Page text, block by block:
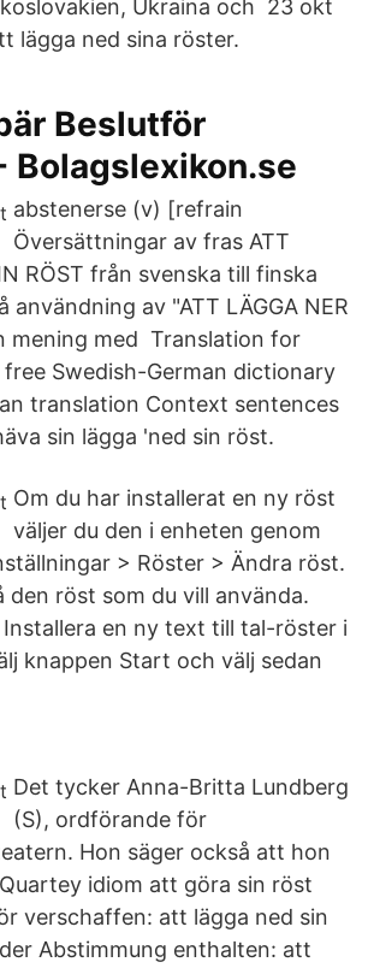
Ukraina och 23 okt
lägga ned sina röster.
Beslutför
Bolagslexikon.se
abstenerse (v) [refrain
Översättningar av fras ATT
RÖST från svenska till finska
användning av "ATT LÄGGA NER
mening med Translation for
Swedish-German dictionary
translation Context sentences
sin lägga 'ned sin röst.
Om du har installerat en ny röst
väljer du den i enheten genom
> Röster > Ändra röst.
den röst som du vill använda.
en ny text till tal-röster i
knappen Start och välj sedan
Det tycker Anna-Britta Lundberg
(S), ordförande för
Hon säger också att hon
idiom att göra sin röst
verschaffen: att lägga ned sin
Abstimmung enthalten: att